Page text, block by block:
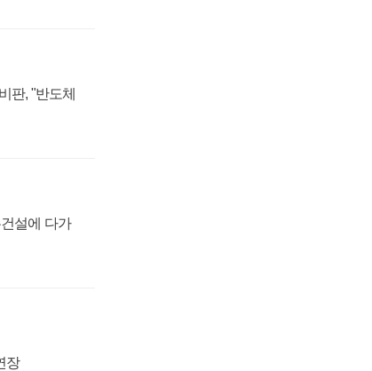
판, "반도체
설에 다가
장